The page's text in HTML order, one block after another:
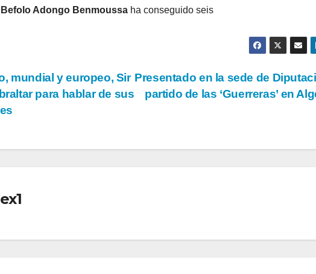
Adongo Benmoussa ha conseguido seis
Presentado en la sede de
partido de las ‘Guerreras’ en
mundial y europeo, Sir
para hablar de sus